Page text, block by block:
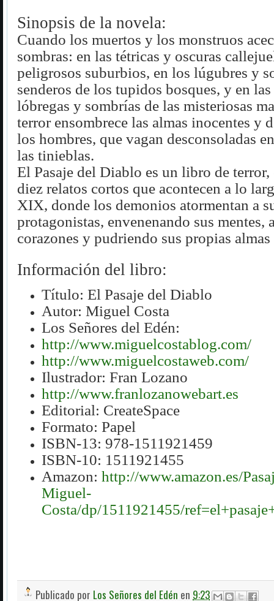
Sinopsis de la novela:
Cuando los muertos y los monstruos
sombras: en las tétricas y oscuras
peligrosos suburbios, en los lúgubres y
senderos de los tupidos bosques, y en
lóbregas y sombrías de las misteriosas
terror ensombrece las almas inocentes y
los hombres, que vagan desconsoladas
las tinieblas.
El Pasaje del Diablo es un libro de
diez relatos cortos que acontecen a lo
XIX, donde los demonios atormentan a
protagonistas, envenenando sus mentes,
corazones y pudriendo sus propias
Información del libro:
Título: El Pasaje del Diablo
Autor: Miguel Costa
Los Señores del Edén:
http://www.miguelcostablog.com/
http://www.miguelcostaweb.com/
Ilustrador: Fran Lozano
http://www.franlozanowebart.es
Editorial: CreateSpace
Formato: Papel
ISBN-13: 978-1511921459
ISBN-10: 1511921455
Amazon: http://www.amazon.es/
Miguel-
Costa/dp/1511921455/
Publicado por Los Señores del Edén en 9:23